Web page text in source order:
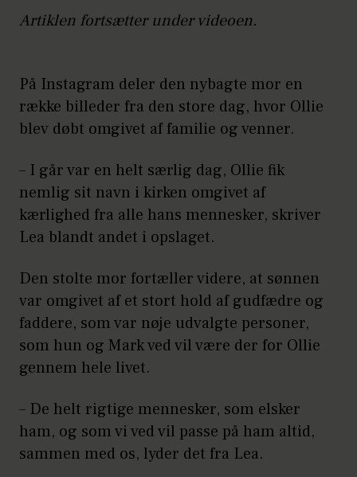
Artiklen fortsætter under videoen.
På Instagram deler den nybagte mor en
række billeder fra den store dag, hvor Ollie
blev døbt omgivet af familie og venner.
– I går var en helt særlig dag, Ollie fik
nemlig sit navn i kirken omgivet af
kærlighed fra alle hans mennesker, skriver
Lea blandt andet i opslaget.
Den stolte mor fortæller videre, at sønnen
var omgivet af et stort hold af gudfædre og
faddere, som var nøje udvalgte personer,
som hun og Mark ved vil være der for Ollie
gennem hele livet.
– De helt rigtige mennesker, som elsker
ham, og som vi ved vil passe på ham altid,
sammen med os, lyder det fra Lea.